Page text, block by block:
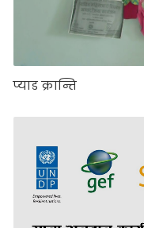
प्याड क्रान्ति